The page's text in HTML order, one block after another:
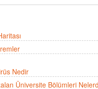
Nedir
Üniversite Bölümleri